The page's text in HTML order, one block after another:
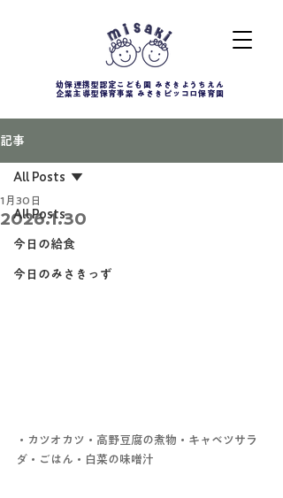
幼保連携型認定こども園 みさきようちえん
企業主導型保育事業 みさきピッコロ保育園
記事
All Posts
今日の給食
今日のみさきっず
All Posts
2026.1.30
1月30日
・カツオカツ・高野豆腐の煮物・キャベツサラ
ダ・ごはん・白菜の味噌汁